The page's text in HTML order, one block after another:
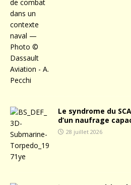
Le syndrome du
d’un naufrage
28 juillet 2026